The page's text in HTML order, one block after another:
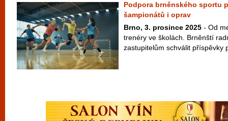
Podpora brněnského sportu
šampionátů i oprav
Brno, 3. prosince 2025 - Od
trenéry ve školách. Brněnští
zastupitelům schválit příspěvky